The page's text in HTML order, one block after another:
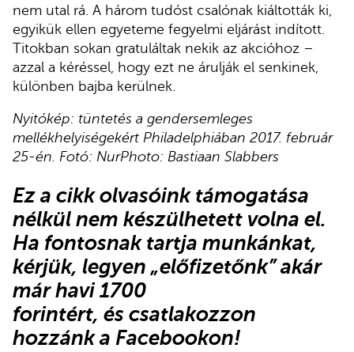
nem utal rá. A három tudóst csalónak kiáltották ki,
egyikük ellen egyeteme fegyelmi eljárást indított.
Titokban sokan gratuláltak nekik az akcióhoz –
azzal a kéréssel, hogy ezt ne árulják el senkinek,
különben bajba kerülnek.
Nyitókép: tüntetés a gendersemleges
mellékhelyiségekért Philadelphiában 2017. február
25-én. Fotó: NurPhoto: Bastiaan Slabbers
Ez a cikk olvasóink támogatása
nélkül nem készülhetett volna el.
Ha fontosnak tartja munkánkat,
kérjük, legyen „előfizetőnk”akár
már havi 1700
forintért, és csatlakozzon
hozzánk a Facebookon!